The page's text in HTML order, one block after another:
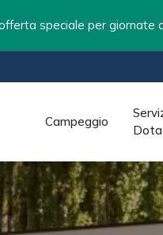
speciale per giornate
Campeggio